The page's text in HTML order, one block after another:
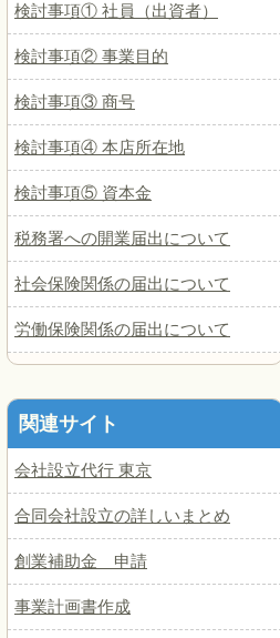
検討事項① 社員（出資者）
検討事項② 事業目的
検討事項③ 商号
検討事項④ 本店所在地
検討事項⑤ 資本金
税務署への開業届出について
社会保険関係の届出について
労働保険関係の届出について
関連サイト
会社設立代行 東京
合同会社設立の詳しいまとめ
創業補助金 申請
事業計画書作成